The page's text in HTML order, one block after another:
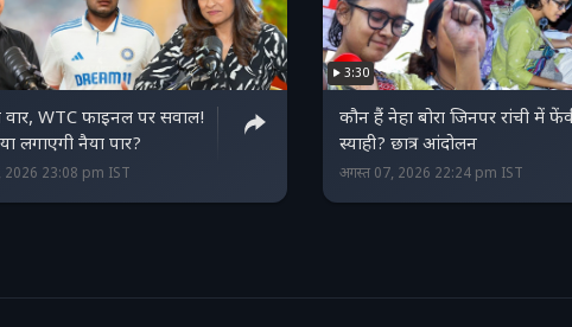
वार, WTC फाइनल पर सवाल!
लगाएगी नैया पार?
2026 23:08 pm IST
3:30
कौन हैं नेहा बोरा जिनपर रांची में
स्याही? छात्र आंदोलन
अगस्त 07, 2026 22:24 pm IST